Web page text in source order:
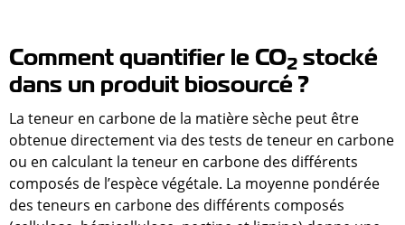
Comment quantifier le CO2 stocké
dans un produit biosourcé ?
La teneur en carbone de la matière sèche peut être
obtenue directement via des tests de teneur en carbone
ou en calculant la teneur en carbone des différents
composés de l’espèce végétale. La moyenne pondérée
des teneurs en carbone des différents composés